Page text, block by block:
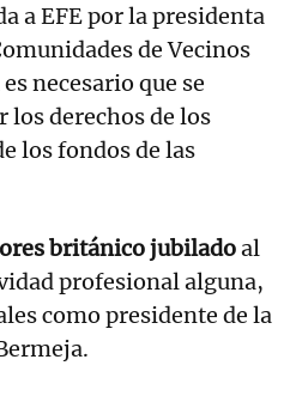
a EFE por la presidenta
de Vecinos
necesario que se
los derechos de los
los fondos de las
británico jubiladoal
profesional alguna,
como presidente de la